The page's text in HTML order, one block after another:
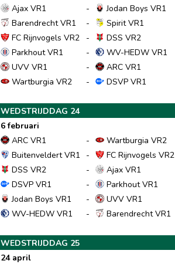
Ajax VR1
-
Jodan Boys VR1
Barendrecht VR1
-
Spirit VR1
FC Rijnvogels VR2
-
DSS VR2
Parkhout VR1
-
WV-HEDW VR1
UVV VR1
-
ARC VR1
Wartburgia VR2
- DSVP VR1
WEDSTRIJDDAG 24
6 februari
ARC VR1
-
Wartburgia VR2
Buitenveldert VR1
-
FC Rijnvogels VR2
DSS VR2
-
Ajax VR1
DSVP VR1
-
Parkhout VR1
Jodan Boys VR1
-
UVV VR1
WV-HEDW VR1
- Barendrecht VR1
WEDSTRIJDDAG 25
24 april